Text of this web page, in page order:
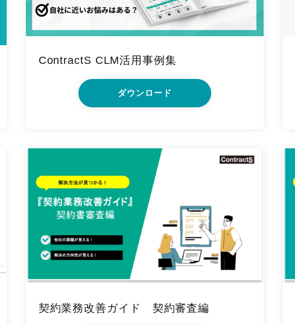
ContractS CLM活用事例集
ダウンロード
契約業務改善ガイド 契約審査編